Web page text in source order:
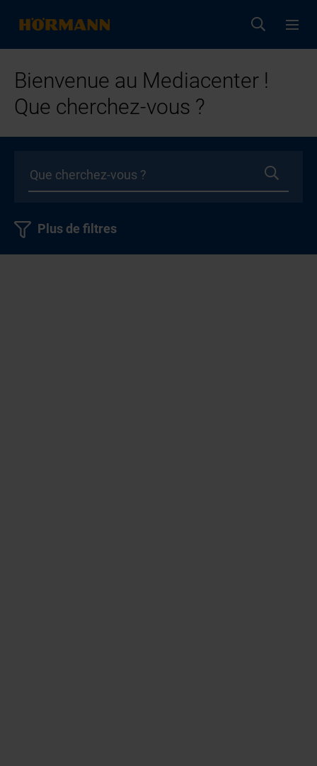
Bienvenue au Mediacenter !
Que cherchez-vous ?
Plus de filtres